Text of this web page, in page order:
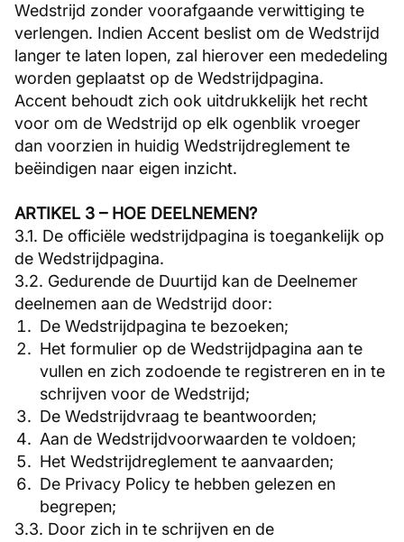
Wedstrijd zonder voorafgaande verwittiging te
verlengen. Indien Accent beslist om de Wedstrijd
langer te laten lopen, zal hierover een mededeling
worden geplaatst op de Wedstrijdpagina.
Accent behoudt zich ook uitdrukkelijk het recht
voor om de Wedstrijd op elk ogenblik vroeger
dan voorzien in huidig Wedstrijdreglement te
beëindigen naar eigen inzicht.
ARTIKEL 3 – HOE DEELNEMEN?
3.1. De officiële wedstrijdpagina is toegankelijk op
de Wedstrijdpagina.
3.2. Gedurende de Duurtijd kan de Deelnemer
deelnemen aan de Wedstrijd door:
De Wedstrijdpagina te bezoeken;
Het formulier op de Wedstrijdpagina aan te
vullen en zich zodoende te registreren en in te
schrijven voor de Wedstrijd;
De Wedstrijdvraag te beantwoorden;
Aan de Wedstrijdvoorwaarden te voldoen;
Het Wedstrijdreglement te aanvaarden;
De Privacy Policy te hebben gelezen en
begrepen;
3.3. Door zich in te schrijven en de